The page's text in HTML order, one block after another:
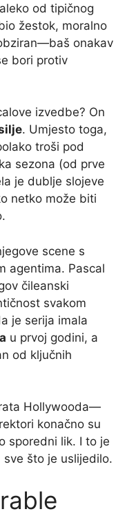
od tipičnog
žestok, moralno
onakav
bori protiv
izvedbe? On
. Umjesto toga,
troši pod
sezona (od prve
je dublje slojeve
netko može biti
scene s
agentima. Pascal
čileanski
svakom
je serija imala
u prvoj godini, a
od ključnih
Hollywooda—
konačno su
sporedni lik. I to je
što je uslijedilo.